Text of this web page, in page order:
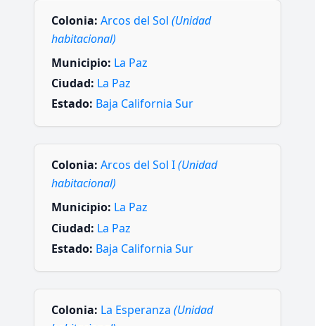
Colonia: Arcos del Sol (Unidad
habitacional)
Municipio: La Paz
Ciudad: La Paz
Estado: Baja California Sur
Colonia: Arcos del Sol I(Unidad
habitacional)
Municipio: La Paz
Ciudad: La Paz
Estado: Baja California Sur
Colonia: La Esperanza (Unidad